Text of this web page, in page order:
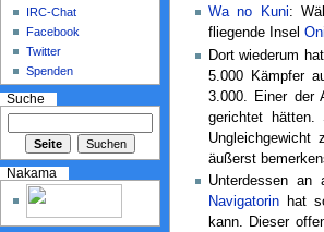
Wa no Kuni:
fliegende Insel
Dort wiederum
5.000 Kämpfer
3.000. Einer der
gerichtet
äußerst
Unterdessen an
Navigatorinhat
kann. Dieser
IRC-Chat
Facebook
Twitter
Spenden
Suche
Nakama